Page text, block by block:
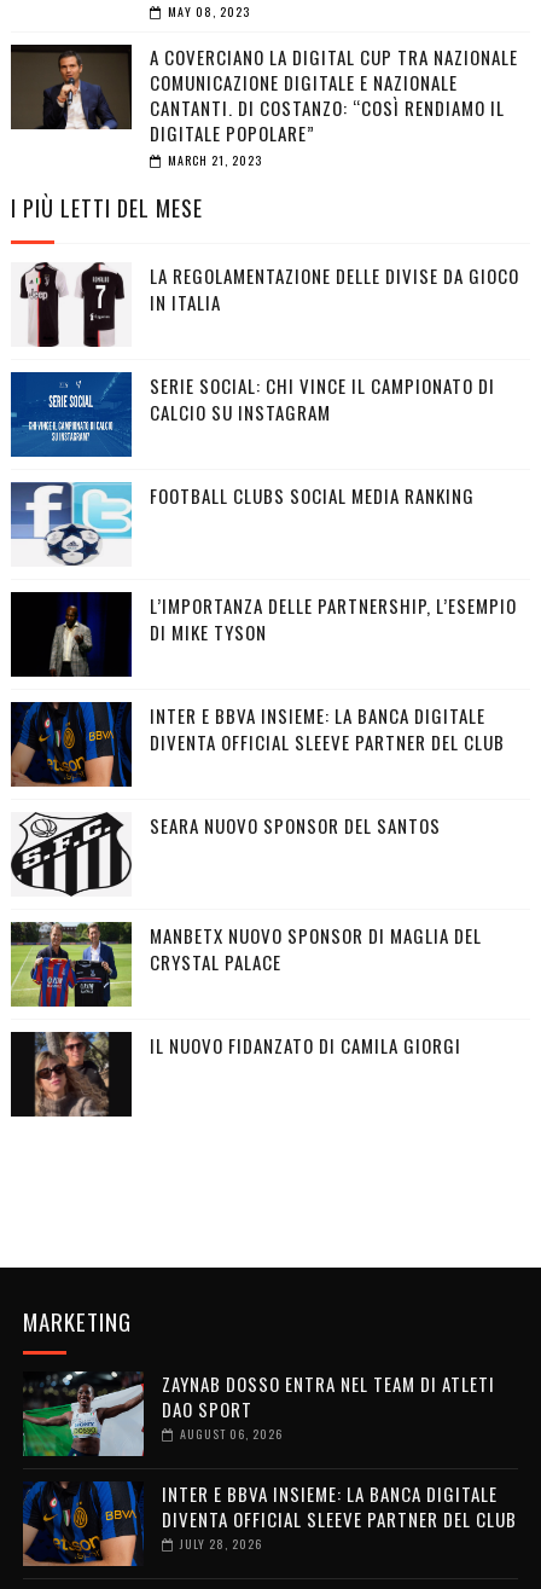
MAY 08, 2023
A COVERCIANO LA DIGITAL CUP TRA NAZIONALE
COMUNICAZIONE DIGITALE E NAZIONALE
CANTANTI. DI COSTANZO: “COSÌ RENDIAMO IL
DIGITALE POPOLARE”
MARCH 21, 2023
I PIÙ LETTI DEL MESE
LA REGOLAMENTAZIONE DELLE DIVISE DA GIOCO
IN ITALIA
SERIE SOCIAL: CHI VINCE IL CAMPIONATO DI
CALCIO SU INSTAGRAM
FOOTBALL CLUBS SOCIAL MEDIA RANKING
L’IMPORTANZA DELLE PARTNERSHIP, L’ESEMPIO
DI MIKE TYSON
INTER E BBVA INSIEME: LA BANCA DIGITALE
DIVENTA OFFICIAL SLEEVE PARTNER DEL CLUB
SEARA NUOVO SPONSOR DEL SANTOS
MANBETX NUOVO SPONSOR DI MAGLIA DEL
CRYSTAL PALACE
IL NUOVO FIDANZATO DI CAMILA GIORGI
MARKETING
ZAYNAB DOSSO ENTRA NEL TEAM DI ATLETI
DAO SPORT
AUGUST 06, 2026
INTER E BBVA INSIEME: LA BANCA DIGITALE
DIVENTA OFFICIAL SLEEVE PARTNER DEL CLUB
JULY 28, 2026